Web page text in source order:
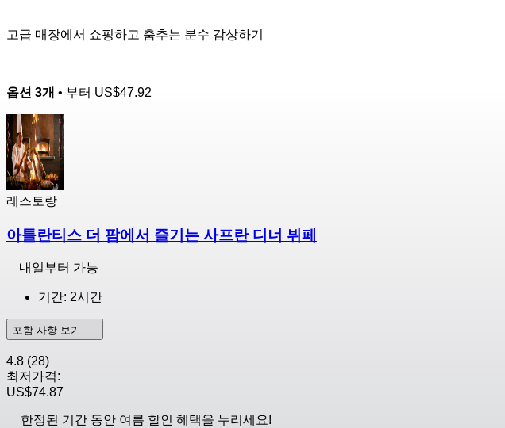
고급 매장에서 쇼핑하고 춤추는 분수 감상하기
옵션 3개 • 부터 US$47.92
레스토랑
아틀란티스 더 팜에서 즐기는 사프란 디너 뷔페
내일부터 가능
기간: 2시간
포함 사항 보기
4.8 (28)
최저가격:
US$74.87
한정된 기간 동안 여름 할인 혜택을 누리세요!